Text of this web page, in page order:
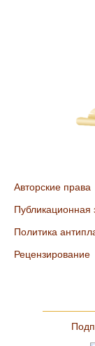
Авторские права
Публикационная
Политика
Рецензирование